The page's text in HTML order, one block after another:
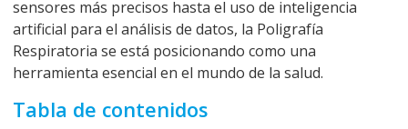
sensores más precisos hasta el uso de inteligencia
artificial para el análisis de datos, la Poligrafía
Respiratoria se está posicionando como una
herramienta esencial en el mundo de la salud.
Tabla de contenidos